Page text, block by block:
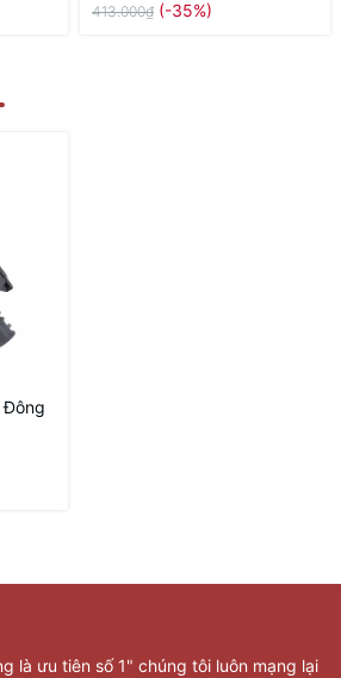
413.000₫ (-35%)
Đông
là ưu tiên số 1" chúng tôi luôn mạng lại